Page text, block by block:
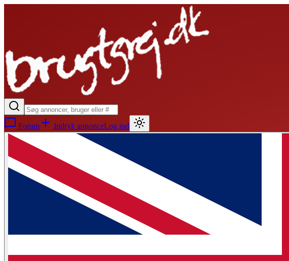
Forum Indryk annonceLog ind